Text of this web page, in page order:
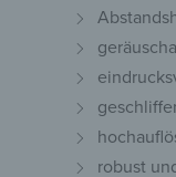
robust